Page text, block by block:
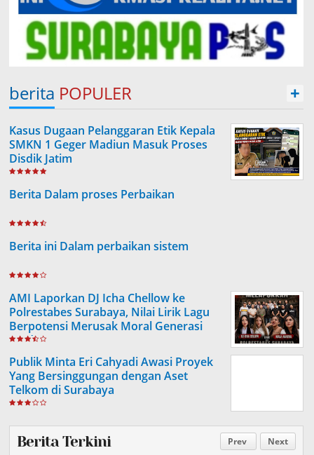
berita POPULER +
Kasus Dugaan Pelanggaran Etik Kepala
SMKN 1 Geger Madiun Masuk Proses
Disdik Jatim
Berita Dalam proses Perbaikan
Berita ini Dalam perbaikan sistem
AMI Laporkan DJ Icha Chellow ke
Polrestabes Surabaya, Nilai Lirik Lagu
Berpotensi Merusak Moral Generasi
Muda
Publik Minta Eri Cahyadi Awasi Proyek
Yang Bersinggungan dengan Aset
Telkom di Surabaya
Prev Next
Berita Terkini